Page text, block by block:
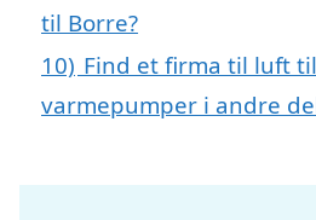
til Borre?
10) Find et firma til luft
varmepumper i andre